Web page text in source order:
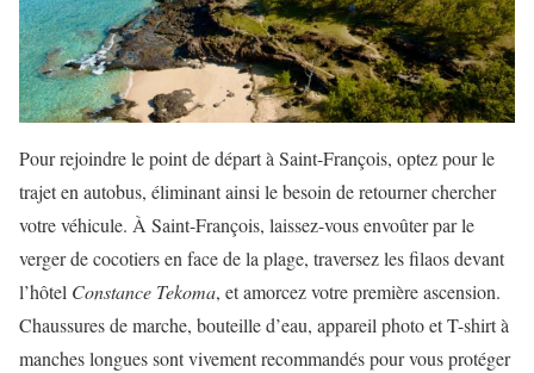
Pour rejoindre le point de départ à Saint-François, optez pour le
trajet en autobus, éliminant ainsi le besoin de retourner chercher
votre véhicule. À Saint-François, laissez-vous envoûter par le
verger de cocotiers en face de la plage, traversez les filaos devant
l’hôtel Constance Tekoma, et amorcez votre première ascension.
Chaussures de marche, bouteille d’eau, appareil photo et T-shirt à
manches longues sont vivement recommandés pour vous protéger